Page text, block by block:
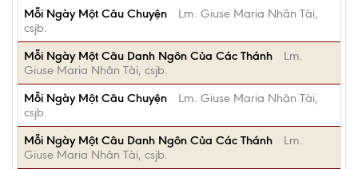
Mỗi Ngày Một Câu Chuyện
Lm. Giuse Maria Nhân Tài,
csjb.
Mỗi Ngày Một Câu Danh Ngôn Của Các Thánh
Lm.
Giuse Maria Nhân Tài, csjb.
Mỗi Ngày Một Câu Chuyện
Lm. Giuse Maria Nhân Tài,
csjb.
Mỗi Ngày Một Câu Danh Ngôn Của Các Thánh
Lm.
Giuse Maria Nhân Tài, csjb.